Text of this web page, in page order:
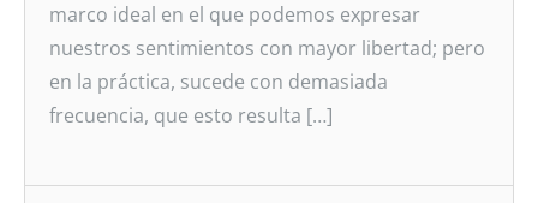
marco ideal en el que podemos expresar
nuestros sentimientos con mayor libertad; pero
en la práctica, sucede con demasiada
frecuencia, que esto resulta […]